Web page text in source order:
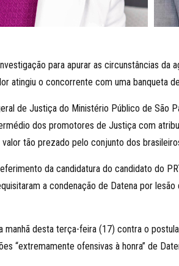
para apurar as circunstâncias
atingiu o concorrente com uma banqueta
de Justiça do Ministério Público de São
dos promotores de Justiça com
tão prezado pelo conjunto dos
da candidatura do candidato do
a condenação de Datena por
desta terça-feira (17) contra o
“extremamente ofensivas à honra” de